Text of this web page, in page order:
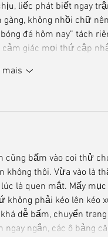
liếc phát biết ngay
không nhồi chữ
đá hôm nay” tách
giác mọi thứ cập
mais
cũng bấm vào coi thử
thôi. Vừa vào là
là quen mắt. Mấy
phải kéo lên kéo
dễ bấm, chuyển
ngắn, các ô bảng